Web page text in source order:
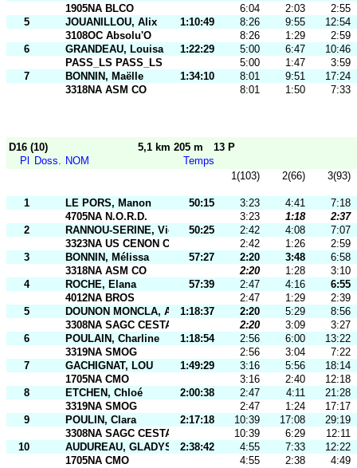
1905NA BLCO
6:04 2:03
2:55
5
JOUANILLOU, Alix 1:10:49 8:26 9:55
12:54
3108OC Absolu'O
8:26 1:29
2:59
6
GRANDEAU, Louisa 1:22:29 5:00 6:47
10:46
PASS_LS PASS_LS
5:00 1:47
3:59
7
BONNIN, Maëlle 1:34:10 8:01 9:51
17:24
3318NA ASM CO
8:01 1:50 7:33
D16 (10) 5,1 km 205 m
13 P
Pl
Doss. NOM
Temps
1(103)
2(66) 3(93)
1 LE PORS, Manon 50:15 3:23 4:41
7:18
4705NA N.O.R.D.
3:23 1:18
2:37
2
RANNOU-SERINE, Violette50:25 2:42 4:08
7:07
3323NA US CENON CO
2:42 1:26
2:59
3
BONNIN, Mélissa 57:27 2:20 3:48
6:58
3318NA ASM CO
2:20 1:28
3:10
4
ROCHE, Elana 57:39 2:47 4:16
6:55
4012NA BROS
2:47 1:29
2:39
5
DOUNON MONCLA, Alice1:18:37 2:20 5:29
8:56
3308NA SAGC CESTAS
2:20 3:09
3:27
6
POULAIN, Charline 1:18:54 2:56 6:00
13:22
3319NA SMOG
2:56 3:04
7:22
7
GACHIGNAT, LOU 1:49:29 3:16 5:56
18:14
1705NA CMO
3:16 2:40
12:18
8
ETCHEN, Chloé 2:00:38 2:47 4:11
21:28
3319NA SMOG
2:47 1:24
17:17
9
POULIN, Clara 2:17:18 10:39 17:08
29:19
3308NA SAGC CESTAS
10:39 6:29
12:11
10
AUDUREAU, GLADYS 2:38:42 4:55 7:33
12:22
1705NA CMO
4:55 2:38 4:49